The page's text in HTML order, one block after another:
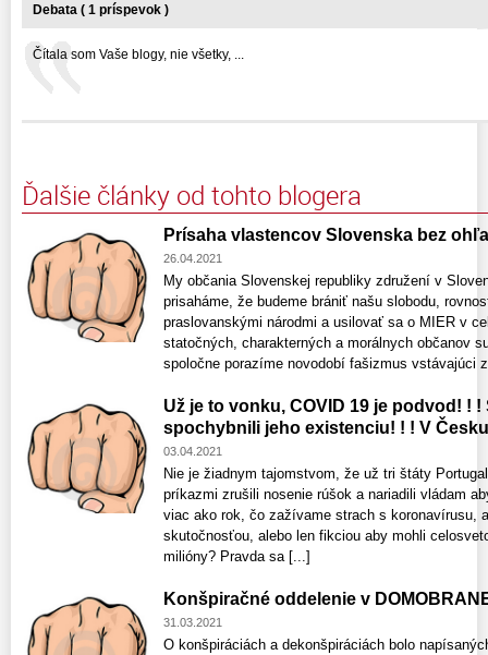
Debata ( 1 príspevok )
Čítala som Vaše blogy, nie všetky, ...
Ďalšie články od tohto blogera
Prísaha vlastencov Slovenska bez
26.04.2021
My občania Slovenskej republiky združení v
prisaháme, že budeme brániť našu slobodu,
praslovanskými národmi a usilovať sa o MIER v
statočných, charakterných a morálnych občanov
spoločne porazíme novodobí fašizmus vstávajúci
Už je to vonku, COVID 19 je podvod! !
spochybnili jeho existenciu! ! ! V
03.04.2021
Nie je žiadnym tajomstvom, že už tri štáty
príkazmi zrušili nosenie rúšok a nariadili vládam
viac ako rok, čo zažívame strach s koronavírusu,
skutočnosťou, alebo len fikciou aby mohli
milióny? Pravda sa [...]
Konšpiračné oddelenie v
31.03.2021
O konšpiráciách a dekonšpiráciách bolo